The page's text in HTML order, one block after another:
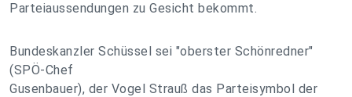
Parteiaussendungen zu Gesicht bekommt.
Bundeskanzler Schüssel sei "oberster Schönredner"
(SPÖ-Chef
Gusenbauer), der Vogel Strauß das Parteisymbol der